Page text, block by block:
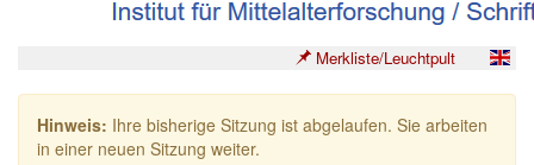
Merkliste/Leuchtpult
Hinweis: Ihre bisherige Sitzung ist abgelaufen. Sie arbeiten
in einer neuen Sitzung weiter.